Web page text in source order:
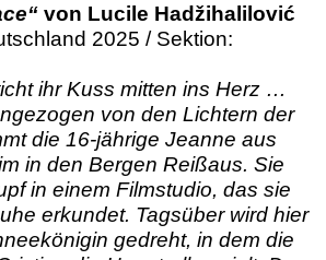
von Lucile Hadžihalilović
2025 / Sektion:
ihr Kuss mitten ins Herz …
von den Lichtern der
die 16-jährige Jeanne aus
in den Bergen Reißaus. Sie
in einem Filmstudio, das sie
erkundet. Tagsüber wird hier
gedreht, in dem die